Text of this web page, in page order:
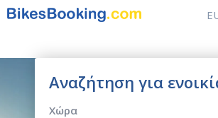
Αναζήτηση για
Χώρα